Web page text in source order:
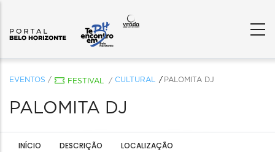
EVENTOS / FESTIVAL / CULTURAL PALOMITA DJ
PALOMITA DJ
INÍCIO DESCRIÇÃO LOCALIZAÇÃO